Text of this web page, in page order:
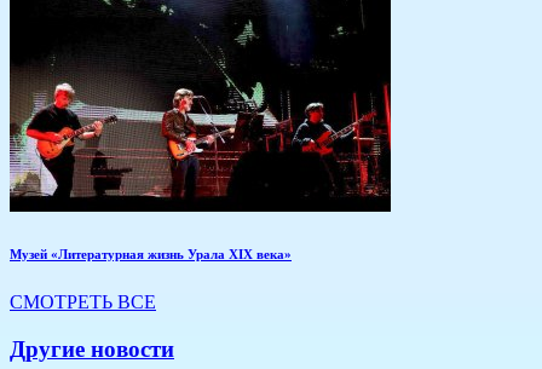
Музей «Литературная жизнь Урала XIX века»
СМОТРЕТЬ ВСЕ
Другие новости